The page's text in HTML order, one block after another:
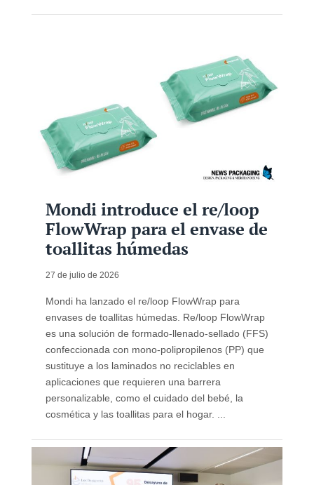
Mondi introduce el re/loop
FlowWrap para el envase de
toallitas húmedas
27 de julio de 2026
Mondi ha lanzado el re/loop FlowWrap para
envases de toallitas húmedas. Re/loop FlowWrap
es una solución de formado‑llenado‑sellado (FFS)
confeccionada con mono-polipropilenos (PP) que
sustituye a los laminados no reciclables en
aplicaciones que requieren una barrera
personalizable, como el cuidado del bebé, la
cosmética y las toallitas para el hogar. ...